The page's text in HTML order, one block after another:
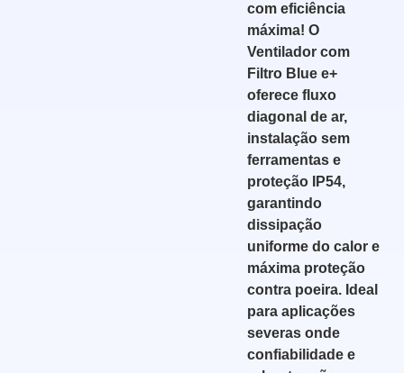
com eficiência
máxima! O
Ventilador com
Filtro Blue e+
oferece fluxo
diagonal de ar,
instalação sem
ferramentas e
proteção IP54,
garantindo
dissipação
uniforme do calor e
máxima proteção
contra poeira. Ideal
para aplicações
severas onde
confiabilidade e